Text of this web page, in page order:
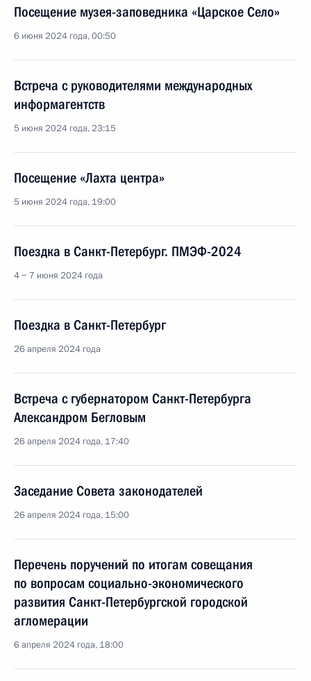
Посещение музея-заповедника «Царское Село»
6 июня 2024 года, 00:50
Встреча с руководителями международных
информагентств
5 июня 2024 года, 23:15
Посещение «Лахта центра»
5 июня 2024 года, 19:00
Поездка в Санкт-Петербург. ПМЭФ-2024
4 − 7 июня 2024 года
Поездка в Санкт-Петербург
26 апреля 2024 года
Встреча с губернатором Санкт-Петербурга
Александром Бегловым
26 апреля 2024 года, 17:40
Заседание Совета законодателей
26 апреля 2024 года, 15:00
Перечень поручений по итогам совещания
по вопросам социально-экономического
развития Санкт-Петербургской городской
агломерации
6 апреля 2024 года, 18:00